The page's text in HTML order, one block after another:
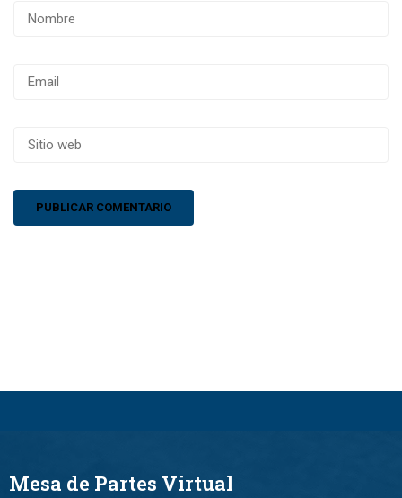
Mesa de Partes Virtual